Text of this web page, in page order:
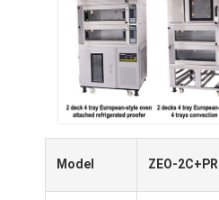
Model ZEO-2C+PR